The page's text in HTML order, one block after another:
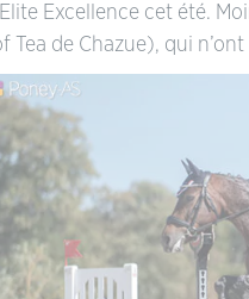
Excellence cet été.
de Chazue), qui